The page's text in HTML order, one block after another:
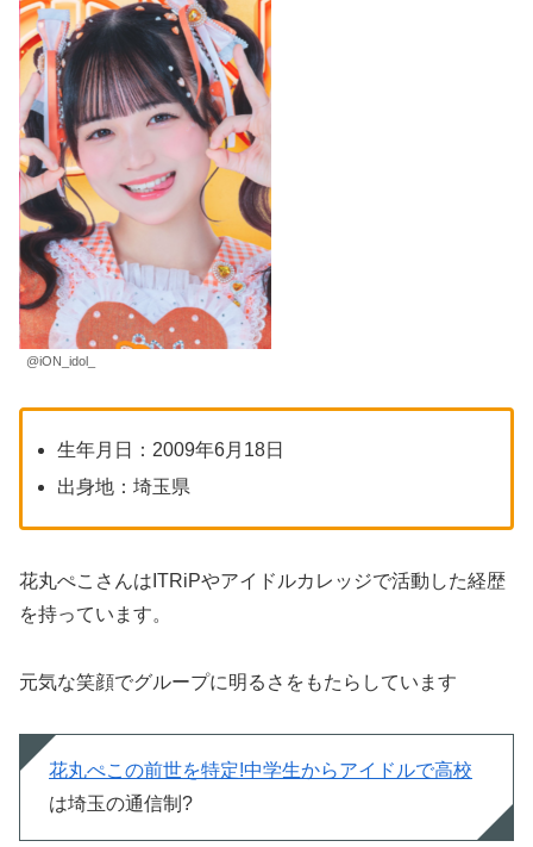
@iON_idol_
生年月日：2009年6月18日
出身地：埼玉県
花丸ぺこさんはITRiPやアイドルカレッジで活動した経歴
を持っています。
元気な笑顔でグループに明るさをもたらしています
花丸ぺこの前世を特定!中学生からアイドルで高校
は埼玉の通信制?